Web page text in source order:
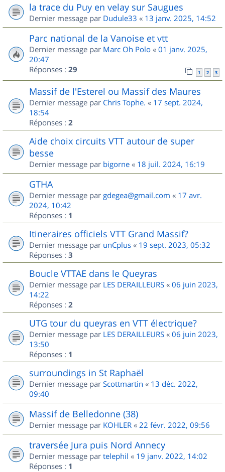
la trace du Puy en velay sur Saugues
Dernier message par Dudule33 « 13 janv. 2025, 14:52
Parc national de la Vanoise et vtt
Dernier message par Marc Oh Polo « 01 janv. 2025,
20:47
Réponses : 29 1 2 3
Massif de l'Esterel ou Massif des Maures
Dernier message par Chris Tophe. « 17 sept. 2024,
18:54
Réponses : 2
Aide choix circuits VTT autour de super
besse
Dernier message par bigorne « 18 juil. 2024, 16:19
GTHA
Dernier message par gdegea@gmail.com « 17 avr.
2024, 10:42
Réponses : 1
Itineraires officiels VTT Grand Massif?
Dernier message par unCplus « 19 sept. 2023, 05:32
Réponses : 3
Boucle VTTAE dans le Queyras
Dernier message par LES DERAILLEURS « 06 juin 2023,
14:22
Réponses : 2
UTG tour du queyras en VTT électrique?
Dernier message par LES DERAILLEURS « 06 juin 2023,
13:50
Réponses : 1
surroundings in St Raphaël
Dernier message par Scottmartin « 13 déc. 2022,
09:40
Massif de Belledonne (38)
Dernier message par KOHLER « 22 févr. 2022, 09:56
traversée Jura puis Nord Annecy
Dernier message par telephil « 19 janv. 2022, 14:02
Réponses : 1